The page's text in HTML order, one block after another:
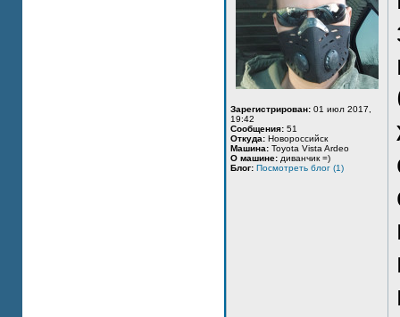
Зарегистрирован: 01 июл 2017,
19:42
Сообщения: 51
Откуда: Новороссийск
Машина: Toyota Vista Ardeo
О машине: диванчик =)
Блог: Посмотреть блог (1)